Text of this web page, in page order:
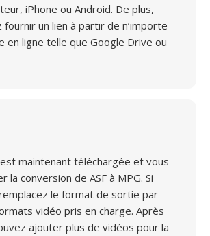
iPhone ou Android. De plus,
fournir un lien à partir de n’importe
en ligne telle que Google Drive ou
maintenant téléchargée et vous
la conversion de ASF à MPG. Si
le format de sortie par
vidéo pris en charge. Après
ajouter plus de vidéos pour la